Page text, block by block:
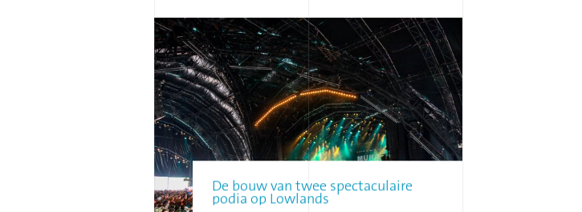
De bouw van twee spectaculaire
podia op Lowlands